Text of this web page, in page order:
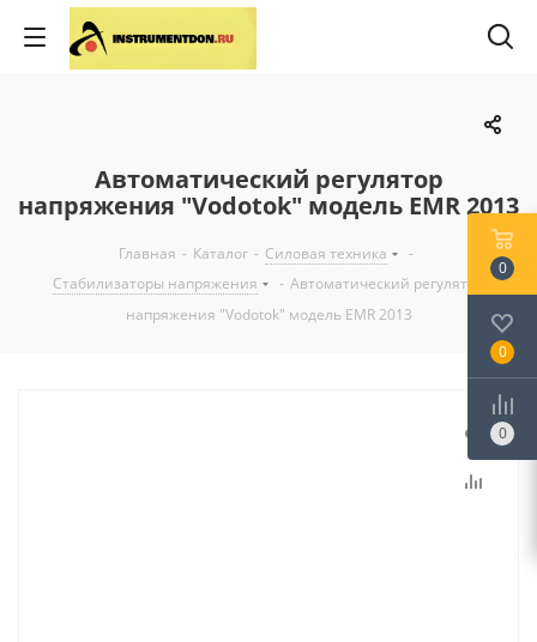
Автоматический регулятор
напряжения "Vodotok" модель EMR 2013
Главная - Каталог - Силовая техника
-
Стабилизаторы напряжения
- Автоматический регулятор
напряжения "Vodotok" модель EMR 2013
0
0
0